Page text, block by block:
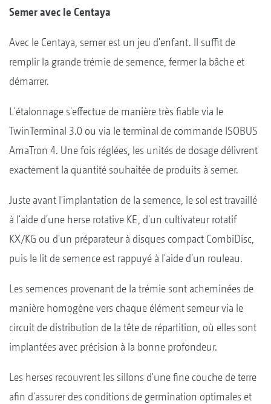
Semer avec le Centaya
Avec le Centaya, semer est un jeu d'enfant. Il suffit de
remplir la grande trémie de semence, fermer la bâche et
démarrer.
L'étalonnage s'effectue de manière très fiable via le
TwinTerminal 3.0 ou via le terminal de commande ISOBUS
AmaTron 4. Une fois réglées, les unités de dosage délivrent
exactement la quantité souhaitée de produits à semer.
Juste avant l'implantation de la semence, le sol est travaillé
à l'aide d'une herse rotative KE, d'un cultivateur rotatif
KX/KG ou d'un préparateur à disques compact CombiDisc,
puis le lit de semence est rappuyé à l'aide d'un rouleau.
Les semences provenant de la trémie sont acheminées de
manière homogène vers chaque élément semeur via le
circuit de distribution de la tête de répartition, où elles sont
implantées avec précision à la bonne profondeur.
Les herses recouvrent les sillons d'une fine couche de terre
afin d'assurer des conditions de germination optimales et